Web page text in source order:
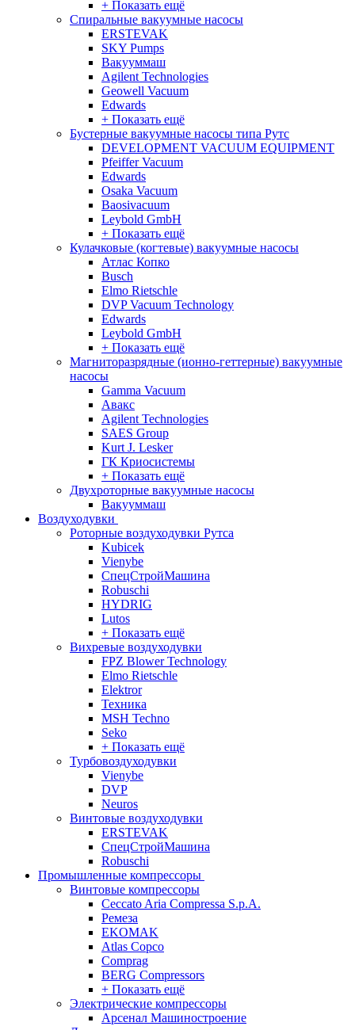
+ Показать ещё
Спиральные вакуумные насосы
ERSTEVAK
SKY Pumps
Вакууммаш
Agilent Technologies
Geowell Vacuum
Edwards
+ Показать ещё
Бустерные вакуумные насосы типа Рутс
DEVELOPMENT VACUUM EQUIPMENT
Pfeiffer Vacuum
Edwards
Osaka Vacuum
Baosivacuum
Leybold GmbH
+ Показать ещё
Кулачковые (когтевые) вакуумные насосы
Атлас Копко
Busch
Elmo Rietschle
DVP Vacuum Technology
Edwards
Leybold GmbH
+ Показать ещё
Магниторазрядные (ионно-геттерные) вакуумные
насосы
Gamma Vacuum
Авакс
Agilent Technologies
SAES Group
Kurt J. Lesker
ГК Криосистемы
+ Показать ещё
Двухроторные вакуумные насосы
Вакууммаш
Воздуходувки
Роторные воздуходувки Рутса
Kubicek
Vienybe
СпецСтройМашина
Robuschi
HYDRIG
Lutos
+ Показать ещё
Вихревые воздуходувки
FPZ Blower Technology
Elmo Rietschle
Elektror
Техника
MSH Techno
Seko
+ Показать ещё
Турбовоздуходувки
Vienybe
DVP
Neuros
Винтовые воздуходувки
ERSTEVAK
СпецСтройМашина
Robuschi
Промышленные компрессоры
Винтовые компрессоры
Ceccato Aria Compressa S.p.A.
Ремеза
EKOMAK
Atlas Copco
Comprag
BERG Compressors
+ Показать ещё
Электрические компрессоры
Арсенал Машиностроение